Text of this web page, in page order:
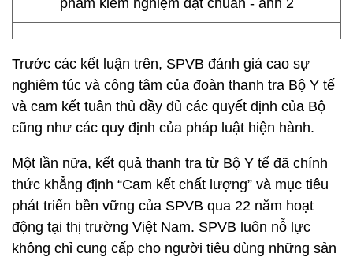
Trước các kết luận trên, SPVB đánh giá cao sự
nghiêm túc và công tâm của đoàn thanh tra Bộ Y tế
và cam kết tuân thủ đầy đủ các quyết định của Bộ
cũng như các quy định của pháp luật hiện hành.
Một lần nữa, kết quả thanh tra từ Bộ Y tế đã chính
thức khẳng định “Cam kết chất lượng” và mục tiêu
phát triển bền vững của SPVB qua 22 năm hoạt
động tại thị trường Việt Nam. SPVB luôn nỗ lực
không chỉ cung cấp cho người tiêu dùng những sản